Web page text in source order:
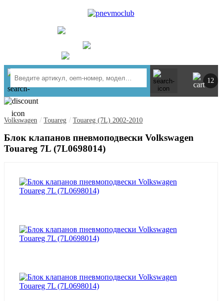
12
Volkswagen / Touareg / Touareg (7L) 2002-2010
Блок клапанов пневмоподвески Volkswagen
Touareg 7L (7L0698014)